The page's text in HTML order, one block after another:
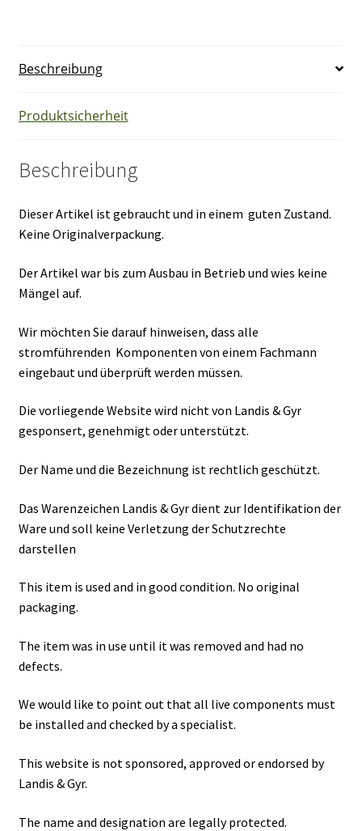
Beschreibung
Produktsicherheit
Beschreibung
Dieser Artikel ist gebraucht und in einem guten Zustand.
Keine Originalverpackung.
Der Artikel war bis zum Ausbau in Betrieb und wies keine
Mängel auf.
Wir möchten Sie darauf hinweisen, dass alle
stromführenden Komponenten von einem Fachmann
eingebaut und überprüft werden müssen.
Die vorliegende Website wird nicht von Landis & Gyr
gesponsert, genehmigt oder unterstützt.
Der Name und die Bezeichnung ist rechtlich geschützt.
Das Warenzeichen Landis & Gyr dient zur Identifikation der
Ware und soll keine Verletzung der Schutzrechte
darstellen
This item is used and in good condition. No original
packaging.
The item was in use until it was removed and had no
defects.
We would like to point out that all live components must
be installed and checked by a specialist.
This website is not sponsored, approved or endorsed by
Landis & Gyr.
The name and designation are legally protected.